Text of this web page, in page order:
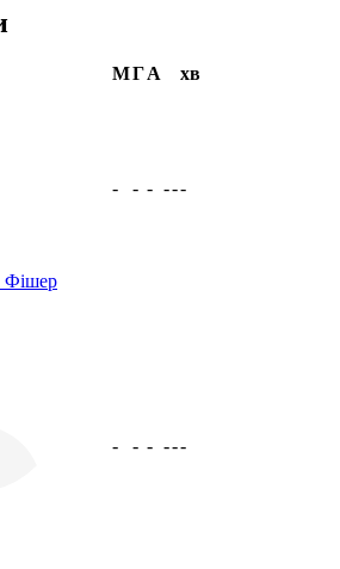
МГА хв
Фішер
- - - ---
- - - ---